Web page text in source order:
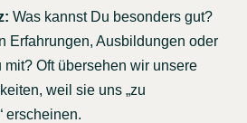
Was kannst Du besonders gut?
Erfahrungen, Ausbildungen oder
mit? Oft übersehen wir unsere
weil sie uns „zu
erscheinen.